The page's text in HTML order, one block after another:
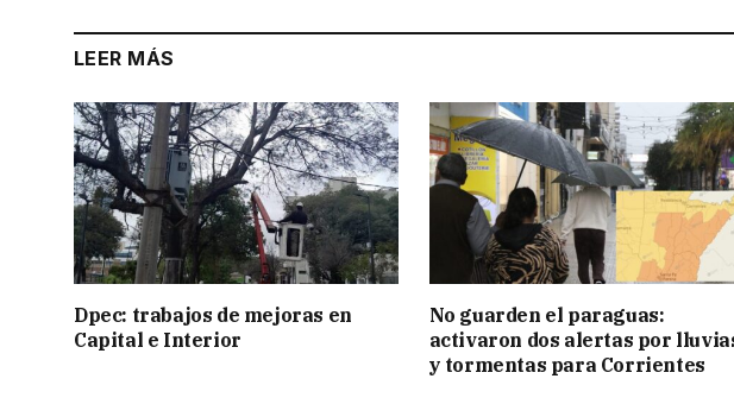
LEER MÁS
Dpec: trabajos de mejoras en
Capital e Interior
No guarden el paraguas:
activaron dos alertas por
y tormentas para Corrientes